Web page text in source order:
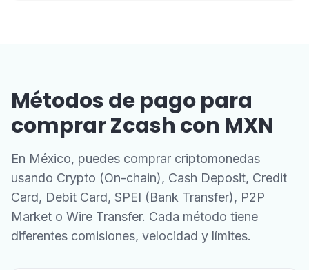
Métodos de pago para
comprar Zcash con MXN
En México, puedes comprar criptomonedas
usando Crypto (On-chain), Cash Deposit, Credit
Card, Debit Card, SPEI (Bank Transfer), P2P
Market o Wire Transfer. Cada método tiene
diferentes comisiones, velocidad y límites.